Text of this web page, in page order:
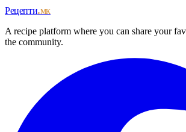
Рецепти.мк
A recipe platform where you can share your
the community.